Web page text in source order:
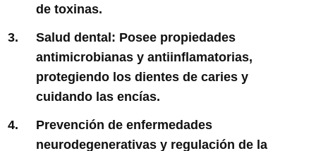
de toxinas​​.
Salud dental: Posee propiedades
antimicrobianas y antiinflamatorias,
protegiendo los dientes de caries y
cuidando las encías​​.
Prevención de enfermedades
neurodegenerativas y regulación de la